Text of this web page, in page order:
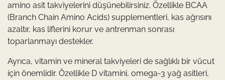
amino asit takviyelerini düşünebilirsiniz. Özellikle BCAA
(Branch Chain Amino Acids) supplementleri, kas ağrısını
azaltır, kas liflerini korur ve antrenman sonrası
toparlanmayı destekler.
Ayrıca, vitamin ve mineral takviyeleri de sağlıklı bir vücut
için önemlidir. Özellikle D vitamini, omega-3 yağ asitleri,